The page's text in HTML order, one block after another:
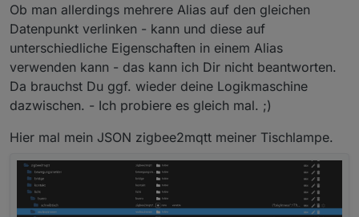
Ob man allerdings mehrere Alias auf den gleichen
Datenpunkt verlinken - kann und diese auf
unterschiedliche Eigenschaften in einem Alias
verwenden kann - das kann ich Dir nicht beantworten.
Da brauchst Du ggf. wieder deine Logikmaschine
dazwischen. - Ich probiere es gleich mal. ;)
Hier mal mein JSON zigbee2mqtt meiner Tischlampe.